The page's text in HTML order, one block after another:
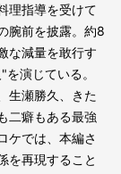
理指導を受けて
腕前を披露。約8
な減量を敢行す
演じている。
生瀬勝久、きた
二癖もある最強
ケでは、本編さ
を再現すること